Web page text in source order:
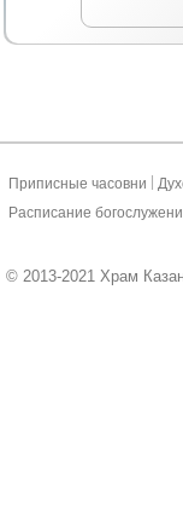
Приписные часовни
Расписание
© 2013-2021 Храм